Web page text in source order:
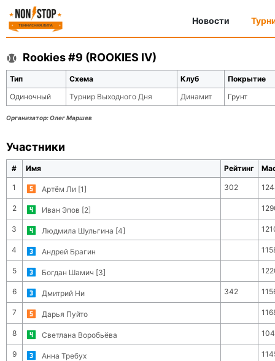
Новости
Rookies #9 (ROOKIES IV)
Тип Схема Клуб
Покрытие
Одиночный
Турнир Выходного Дня Динамит Грунт
Организатор:Олег Маршев
Участники
# Имя Рейтинг
1 Артём Ли [1] 302
2 Иван Эпов [2]
3 Людмила Шульгина [4]
4 Андрей Брагин
5 Богдан Шамич [3]
6 Дмитрий Ни 342
7 Дарья Пуйто
8 Светлана Воробьёва
9 Анна Требух